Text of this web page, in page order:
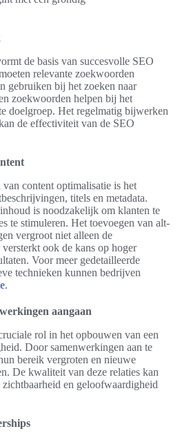
de basis van succesvolle SEO
relevante zoekwoorden
gebruiken bij het zoeken naar
zoekwoorden helpen bij het
doelgroep. Het regelmatig bijwerken
de effectiviteit van de SEO
content optimalisatie is het
titels en metadata.
is noodzakelijk om klanten te
te stimuleren. Het toevoegen van alt-
vergroot niet alleen de
ook de kans op hoger
Voor meer gedetailleerde
technieken kunnen bedrijven
.
aangaan
rol in het opbouwen van een
Door samenwerkingen aan te
bereik vergroten en nieuwe
De kwaliteit van deze relaties kan
en geloofwaardigheid